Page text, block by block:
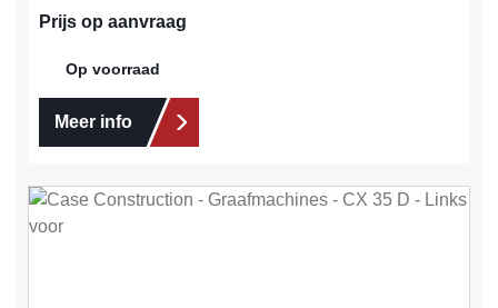
Prijs op aanvraag
Op voorraad
Meer info